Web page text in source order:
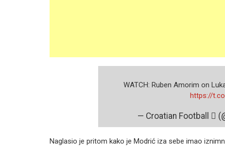
WATCH: Ruben Amorim on
https://
— Croatian Football 
Naglasio je pritom kako je Modrić iza sebe imao